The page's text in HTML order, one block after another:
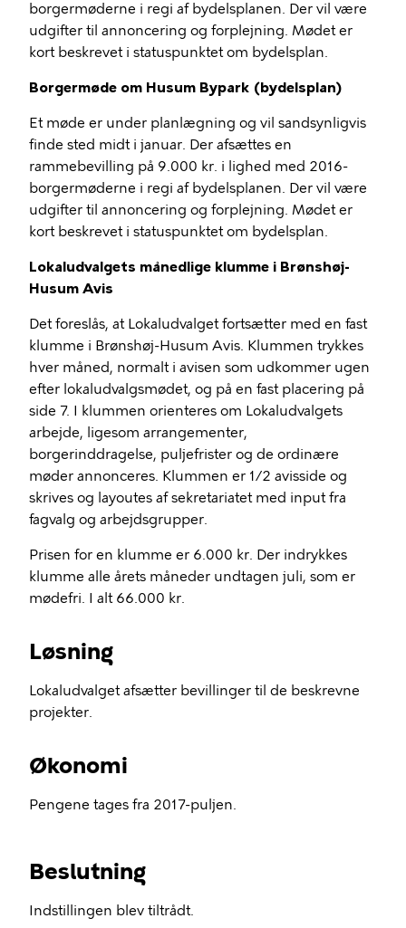
borgermøderne i regi af bydelsplanen. Der vil være
udgifter til annoncering og forplejning. Mødet er
kort beskrevet i statuspunktet om bydelsplan.
Borgermøde om Husum Bypark (bydelsplan)
Et møde er under planlægning og vil sandsynligvis
finde sted midt i januar. Der afsættes en
rammebevilling på 9.000 kr. i lighed med 2016-
borgermøderne i regi af bydelsplanen. Der vil være
udgifter til annoncering og forplejning. Mødet er
kort beskrevet i statuspunktet om bydelsplan.
Lokaludvalgets månedlige klumme i Brønshøj-
Husum Avis
Det foreslås, at Lokaludvalget fortsætter med en fast
klumme i Brønshøj-Husum Avis. Klummen trykkes
hver måned, normalt i avisen som udkommer ugen
efter lokaludvalgsmødet, og på en fast placering på
side 7. I klummen orienteres om Lokaludvalgets
arbejde, ligesom arrangementer,
borgerinddragelse, puljefrister og de ordinære
møder annonceres. Klummen er 1/2 avisside og
skrives og layoutes af sekretariatet med input fra
fagvalg og arbejdsgrupper.
Prisen for en klumme er 6.000 kr. Der indrykkes
klumme alle årets måneder undtagen juli, som er
mødefri. I alt 66.000 kr.
Løsning
Lokaludvalget afsætter bevillinger til de beskrevne
projekter.
Økonomi
Pengene tages fra 2017-puljen.
Beslutning
Indstillingen blev tiltrådt.